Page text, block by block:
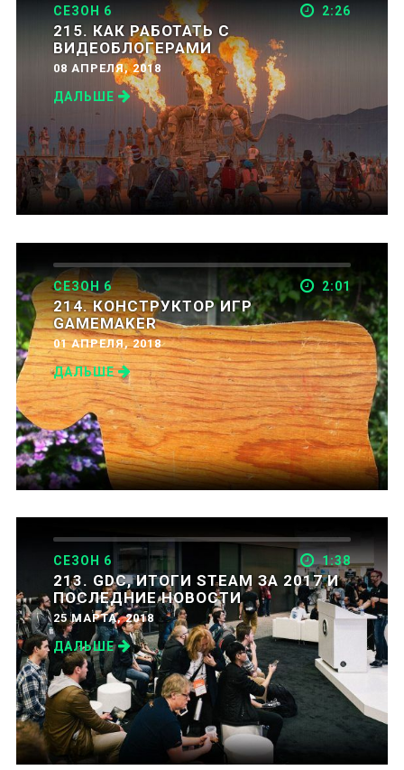
СЕЗОН 6 2:26
215. КАК РАБОТАТЬ С
ВИДЕОБЛОГЕРАМИ
08 АПРЕЛЯ, 2018
ДАЛЬШЕ
СЕЗОН 6 2:01
214. КОНСТРУКТОР ИГР
GAMEMAKER
01 АПРЕЛЯ, 2018
ДАЛЬШЕ
СЕЗОН 6 1:38
213. GDC, ИТОГИ STEAM ЗА 2017 И
ПОСЛЕДНИЕ НОВОСТИ
25 МАРТА, 2018
ДАЛЬШЕ